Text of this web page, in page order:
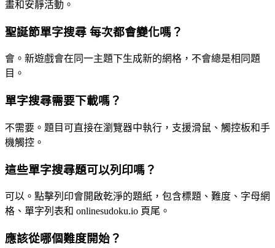
畫和安靜活動。
聖誕節單字搜尋 每次都會變化嗎？
會。新遊戲會在同一主題下生成新的網格，不會總是相同題
目。
單字搜尋需要下載嗎？
不需要。題目可直接在瀏覽器中執行，支援滑鼠、觸控板和手
機觸控。
這些單字搜尋題可以列印嗎？
可以。點擊列印會開啟乾淨的題紙，包含標題、難度、字母網
格、單字列表和 onlinesudoku.io 頁尾。
應該從哪個難度開始？